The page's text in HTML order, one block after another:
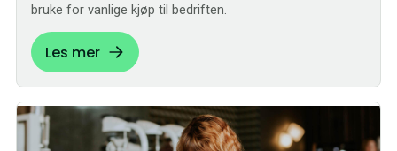
bruke for vanlige kjøp til bedriften.
Les mer